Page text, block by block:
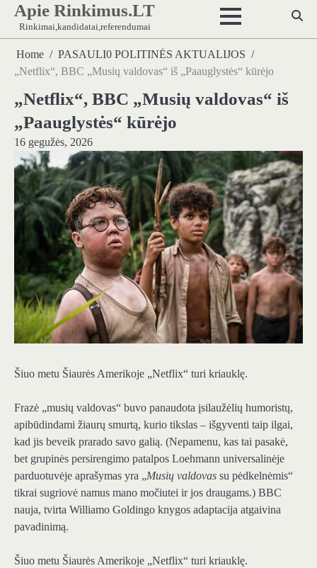
Skip
content
Apie Rinkimus.LT
Rinkimai,kandidatai,referendumai
Home
PASAULI0 POLITINĖS AKTUALIJOS
„Netflix“, BBC „Musių valdovas“ iš „Paauglystės“ kūrėjo
„Netflix“, BBC „Musių valdovas“ iš
„Paauglystės“ kūrėjo
16 gegužės, 2026
Šiuo metu Šiaurės Amerikoje „Netflix“ turi kriauklę.
Frazė „musių valdovas“ buvo panaudota įsilaužėlių humoristų,
apibūdindami žiaurų smurtą, kurio tikslas – išgyventi taip ilgai,
kad jis beveik prarado savo galią. (Nepamenu, kas tai pasakė,
bet grupinės persirengimo patalpos Loehmann universalinėje
parduotuvėje aprašymas yra „Musių valdovas su pėdkelnėmis“
tikrai sugriovė namus mano močiutei ir jos draugams.) BBC
nauja, tvirta Williamo Goldingo knygos adaptacija atgaivina
pavadinimą.
Šiuo metu Šiaurės Amerikoje „Netflix“ turi kriauklę.